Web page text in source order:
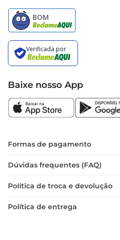
Baixe nosso App
Formas de pagamento
Dúvidas frequentes (FAQ)
Política de troca e devolução
Política de entrega